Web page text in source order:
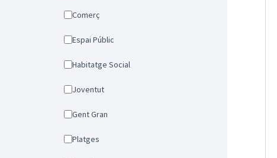
Comerç
Espai Públic
Habitatge Social
Joventut
Gent Gran
Platges